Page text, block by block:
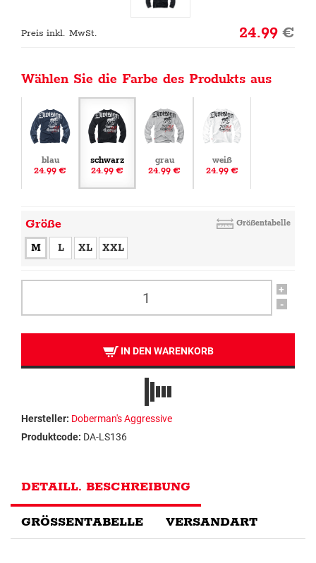
Preis inkl. MwSt. 24.99€
Wählen Sie die Farbe des Produkts aus
blau
24.99 €
schwarz
24.99 €
grau
24.99 €
weiß
24.99 €
Größe Größentabelle
M L XL XXL
+
-
IN DEN WARENKORB
Hersteller: Doberman's Aggressive
Produktcode: DA-LS136
DETAILL. BESCHREIBUNG
GRÖSSENTABELLE VERSANDART